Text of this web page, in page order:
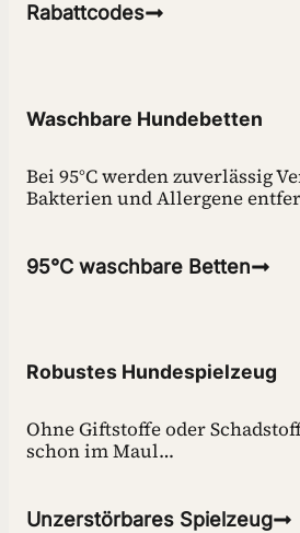
Rabattcodes
Waschbare Hundebetten
Bei 95°C werden zuverlässig
Bakterien und Allergene
95°C waschbare Betten
Robustes Hundespielzeug
Ohne Giftstoffe oder
schon im Maul…
Unzerstörbares Spielzeug